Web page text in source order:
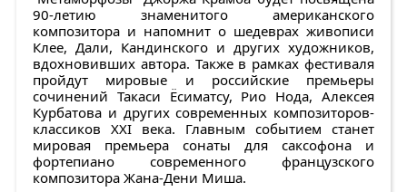
90-летию знаменитого американского
композитора и напомнит о шедеврах живописи
Клее, Дали, Кандинского и других художников,
вдохновивших автора. Также в рамках фестиваля
пройдут мировые и российские премьеры
сочинений Такаси Ёсиматсу, Рио Нода, Алексея
Курбатова и других современных композиторов-
классиков XXI века. Главным событием станет
мировая премьера сонаты для саксофона и
фортепиано современного французского
композитора Жана-Дени Миша.